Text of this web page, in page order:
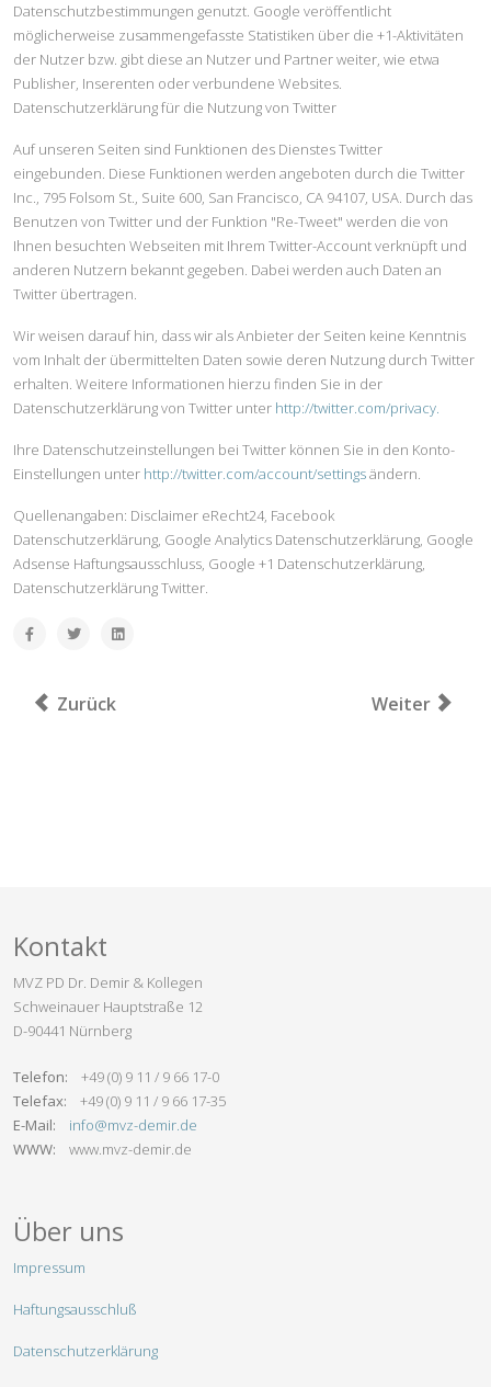
Datenschutzbestimmungen genutzt. Google veröffentlicht
möglicherweise zusammengefasste Statistiken über die +1-Aktivitäten
der Nutzer bzw. gibt diese an Nutzer und Partner weiter, wie etwa
Publisher, Inserenten oder verbundene Websites.
Datenschutzerklärung für die Nutzung von Twitter
Auf unseren Seiten sind Funktionen des Dienstes Twitter
eingebunden. Diese Funktionen werden angeboten durch die Twitter
Inc., 795 Folsom St., Suite 600, San Francisco, CA 94107, USA. Durch das
Benutzen von Twitter und der Funktion "Re-Tweet" werden die von
Ihnen besuchten Webseiten mit Ihrem Twitter-Account verknüpft und
anderen Nutzern bekannt gegeben. Dabei werden auch Daten an
Twitter übertragen.
Wir weisen darauf hin, dass wir als Anbieter der Seiten keine Kenntnis
vom Inhalt der übermittelten Daten sowie deren Nutzung durch Twitter
erhalten. Weitere Informationen hierzu finden Sie in der
Datenschutzerklärung von Twitter unter http://twitter.com/privacy.
Ihre Datenschutzeinstellungen bei Twitter können Sie in den Konto-
Einstellungen unter http://twitter.com/account/settingsändern.
Quellenangaben: Disclaimer eRecht24, Facebook
Datenschutzerklärung, Google Analytics Datenschutzerklärung, Google
Adsense Haftungsausschluss, Google +1 Datenschutzerklärung,
Datenschutzerklärung Twitter.
Vorheriger Beitrag: Dr./Univ.(Izmir) Ismail Baloglu
Zurück Nächster
Weiter
Kontakt
MVZ PD Dr. Demir & Kollegen
Schweinauer Hauptstraße 12
D-90441 Nürnberg
Telefon: +49 (0) 9 11 / 9 66 17-0
Telefax: +49 (0) 9 11 / 9 66 17-35
E-Mail:
info@mvz-demir.de
WWW: www.mvz-demir.de
Über uns
Impressum
Haftungsausschluß
Datenschutzerklärung